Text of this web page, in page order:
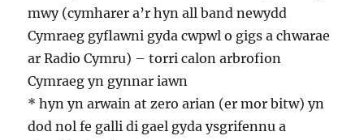
mwy (cymharer a’r hyn all band newydd
Cymraeg gyflawni gyda cwpwl o gigs a chwarae
ar Radio Cymru) – torri calon arbrofion
Cymraeg yn gynnar iawn
* hyn yn arwain at zero arian (er mor bitw) yn
dod nol fe galli di gael gyda ysgrifennu a